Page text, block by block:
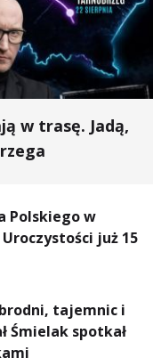
w trasę. Jadą,
Polskiego w
już 15
tajemnic i
Śmielak spotkał